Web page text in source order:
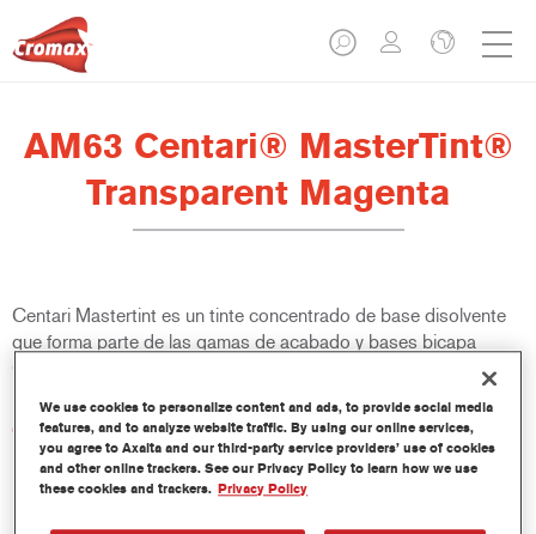
AM63 Centari® MasterTint®
Transparent Magenta
Centari Mastertint es un tinte concentrado de base disolvente
que forma parte de las gamas de acabado y bases bicapa
Centari.
Características del producto
Sistema de pintado de base disolvente, único por su
versatilidad y facilidad de uso.
We use cookies to personalize content and ads, to provide social media
features, and to analyze website traffic. By using our online services,
you agree to Axalta and our third-party service providers’ use of cookies
and other online trackers. See our Privacy Policy to learn how we use
these cookies and trackers. Privacy Policy